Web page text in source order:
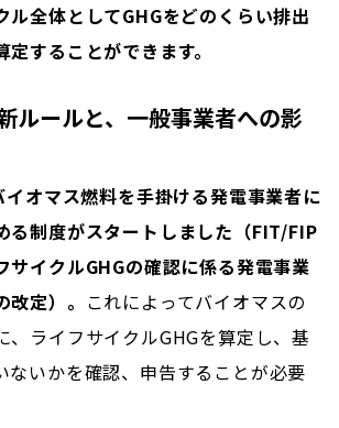
ル全体としてGHGをどのくらい排出
することができます。
ルールと、一般事業者への影
イオマス燃料を手掛ける発電事業者に
る制度がスタートしました（FIT/FIP
サイクルGHGの確認に係る発電事業
定）。 これによってバイオマスの
、ライフサイクルGHGを算定し、基
ないかを確認、申告することが必要